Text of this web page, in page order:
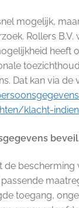
mogelijk,
Rollers B.V.
heeft
Dat kan via de
klacht-
de
toegang,